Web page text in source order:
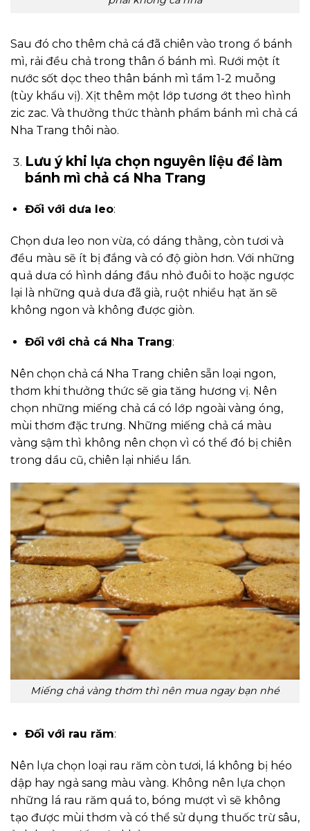
Sau đó cho thêm chả cá đã chiên vào trong ổ bánh
mì, rải đều chả trong thân ổ bánh mì. Rưới một ít
nước sốt dọc theo thân bánh mì tầm 1-2 muỗng
(tùy khẩu vị). Xịt thêm một lớp tương ớt theo hình
zic zac. Và thưởng thức thành phẩm bánh mì chả cá
Nha Trang thôi nào.
Lưu ý khi lựa chọn nguyên liệu để làm
bánh mì chả cá Nha Trang
Đối với dưa leo:
Chọn dưa leo non vừa, có dáng thằng, còn tươi và
đều màu sẽ ít bị đắng và có độ giòn hơn. Với những
quả dưa có hình dáng đầu nhỏ đuôi to hoặc ngược
lại là những quả dưa đã già, ruột nhiều hạt ăn sẽ
không ngon và không được giòn.
Đối với chả cá Nha Trang:
Nên chọn chả cá Nha Trang chiên sẵn loại ngon,
thơm khi thưởng thức sẽ gia tăng hương vị. Nên
chọn những miếng chả cá có lớp ngoài vàng óng,
mùi thơm đặc trưng. Những miếng chả cá màu
vàng sậm thì không nên chọn vì có thể đó bị chiên
trong dầu cũ, chiên lại nhiều lần.
Miếng chả vàng thơm thì nên mua ngay bạn nhé
Đối với rau răm:
Nên lựa chọn loại rau răm còn tươi, lá không bị héo
dập hay ngả sang màu vàng. Không nên lựa chọn
những lá rau răm quá to, bóng mượt vì sẽ không
tạo được mùi thơm và có thể sử dụng thuốc trừ sâu,